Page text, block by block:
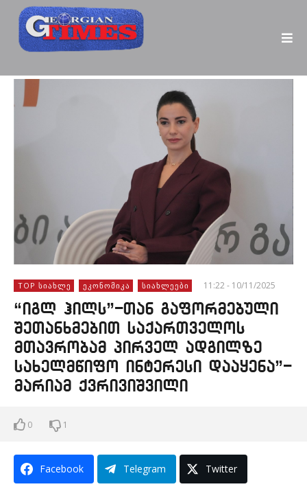
TOP ᲡᲘᲐᲮᲚᲔ ᲔᲙᲝᲜᲝᲛᲘᲙᲐ ᲡᲘᲐᲮᲚᲔᲔᲑᲘ 11:22 - 10/11/2025
“იგლ ჰილს”-თან გაფორმებული
შეთანხმებით საქართველოს
მთავრობამ პირველ ადგილზე
სახელმწიფო ინტერესი დააყენა”-
მარიამ ქვრივიშვილი
0 1
Facebook Telegram Twitter